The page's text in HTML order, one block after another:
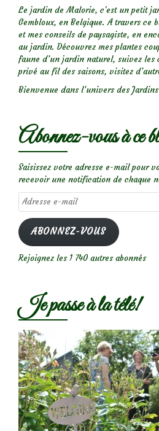
Le jardin de Malorie, c'est un petit
Gembloux, en Belgique. A travers ce
et mes conseils de paysagiste, en
au jardin. Découvrez mes plantes
faune d’un jardin naturel, suivez les
privé au fil des saisons, visitez
Bienvenue dans l’univers des
Abonnez-vous à ce
Saisissez votre adresse e-mail pour
recevoir une notification de chaque
Adresse
e-
mail
ABONNEZ-VOUS
Rejoignez les 1 740 autres abonnés
Je passe à la télé!